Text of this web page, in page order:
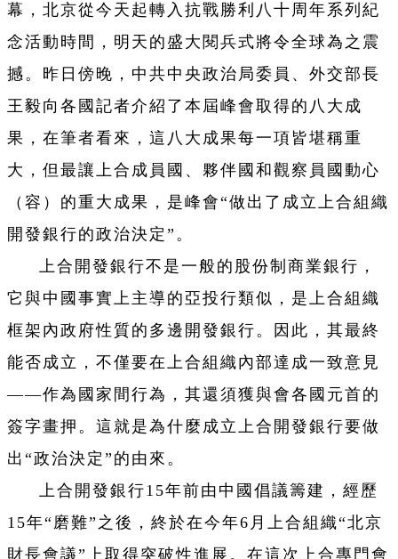
幕，北京從今天起轉入抗戰勝利八十周年系列紀
念活動時間，明天的盛大閱兵式將令全球為之震
撼。昨日傍晚，中共中央政治局委員、外交部長
王毅向各國記者介紹了本屆峰會取得的八大成
果，在筆者看來，這八大成果每一項皆堪稱重
大，但最讓上合成員國、夥伴國和觀察員國動心
（容）的重大成果，是峰會“做出了成立上合組織
開發銀行的政治決定”。
上合開發銀行不是一般的股份制商業銀行，
它與中國事實上主導的亞投行類似，是上合組織
框架內政府性質的多邊開發銀行。因此，其最終
能否成立，不僅要在上合組織內部達成一致意見
——作為國家間行為，其還須獲與會各國元首的
簽字畫押。這就是為什麼成立上合開發銀行要做
出“政治決定”的由來。
上合開發銀行15年前由中國倡議籌建，經歷
15年“磨難”之後，終於在今年6月上合組織“北京
財長會議”上取得突破性進展。在這次上合專門會